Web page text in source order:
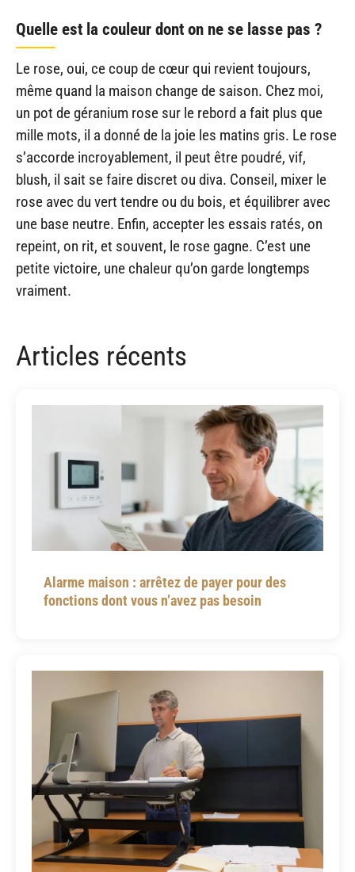
Quelle est la couleur dont on ne se lasse pas ?
Le rose, oui, ce coup de cœur qui revient toujours,
même quand la maison change de saison. Chez moi,
un pot de géranium rose sur le rebord a fait plus que
mille mots, il a donné de la joie les matins gris. Le rose
s’accorde incroyablement, il peut être poudré, vif,
blush, il sait se faire discret ou diva. Conseil, mixer le
rose avec du vert tendre ou du bois, et équilibrer avec
une base neutre. Enfin, accepter les essais ratés, on
repeint, on rit, et souvent, le rose gagne. C’est une
petite victoire, une chaleur qu’on garde longtemps
vraiment.
Articles récents
Alarme maison : arrêtez de payer pour des
fonctions dont vous n’avez pas besoin